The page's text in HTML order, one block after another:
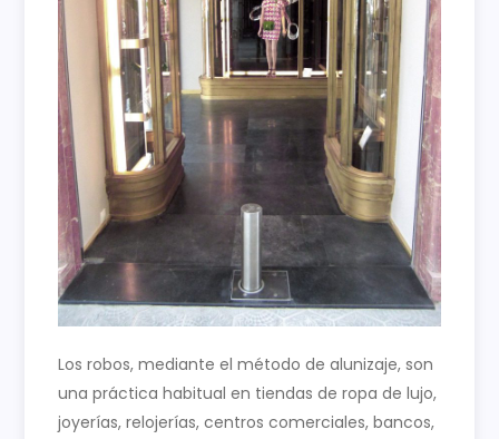
Los robos, mediante el método de alunizaje, son
una práctica habitual en tiendas de ropa de lujo,
joyerías, relojerías, centros comerciales, bancos,